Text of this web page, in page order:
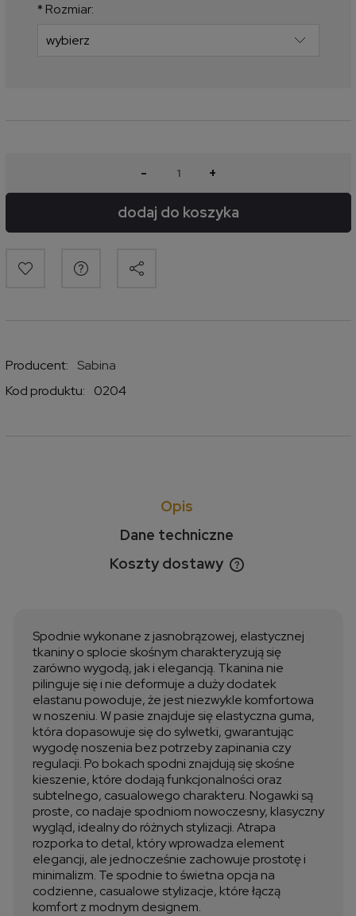
* Rozmiar:
- +
dodaj do koszyka
Producent:
Sabina
Kod produktu:
0204
Opis
Dane techniczne
Koszty dostawy
Cena nie zawiera ewentualnych kosztów płatności
Spodnie wykonane z jasnobrązowej, elastycznej
tkaniny o splocie skośnym charakteryzują się
zarówno wygodą, jak i elegancją. Tkanina nie
pilinguje się i nie deformuje a duży dodatek
elastanu powoduje, że jest niezwykle komfortowa
w noszeniu. W pasie znajduje się elastyczna guma,
która dopasowuje się do sylwetki, gwarantując
wygodę noszenia bez potrzeby zapinania czy
regulacji. Po bokach spodni znajdują się skośne
kieszenie, które dodają funkcjonalności oraz
subtelnego, casualowego charakteru. Nogawki są
proste, co nadaje spodniom nowoczesny, klasyczny
wygląd, idealny do różnych stylizacji. Atrapa
rozporka to detal, który wprowadza element
elegancji, ale jednocześnie zachowuje prostotę i
minimalizm. Te spodnie to świetna opcja na
codzienne, casualowe stylizacje, które łączą
komfort z modnym designem.